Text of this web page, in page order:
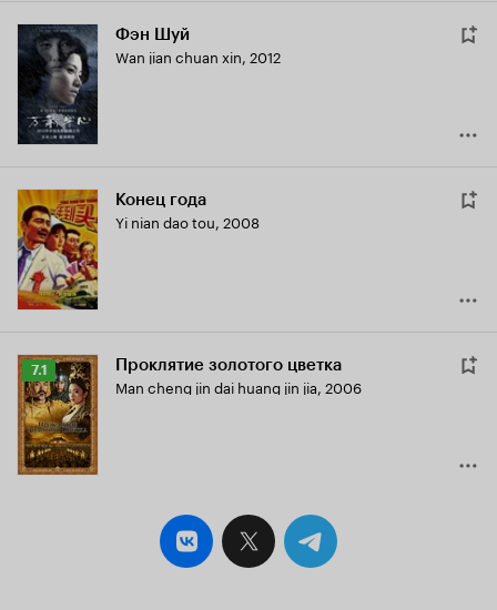
Фэн Шуй
Wan jian chuan xin, 2012
Конец года
Yi nian dao tou, 2008
Рейтинг
Кинопоиска
7.1
7.1 Проклятие золотого цветка
Man cheng jin dai huang jin jia, 2006